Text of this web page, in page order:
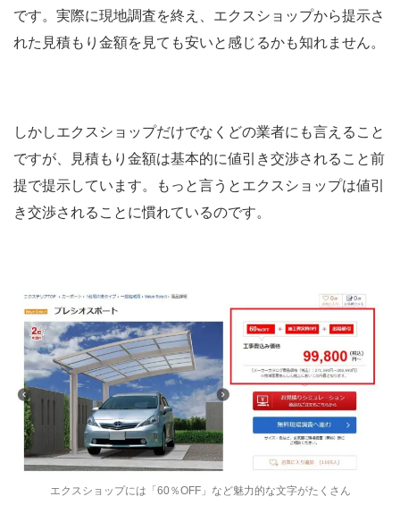
です。実際に現地調査を終え、エクスショップから提示さ
れた見積もり金額を見ても安いと感じるかも知れません。
しかしエクスショップだけでなくどの業者にも言えること
ですが、見積もり金額は基本的に値引き交渉されること前
提で提示しています。もっと言うとエクスショップは値引
き交渉されることに慣れているのです。
エクスショップには「60％OFF」など魅力的な文字がたくさん